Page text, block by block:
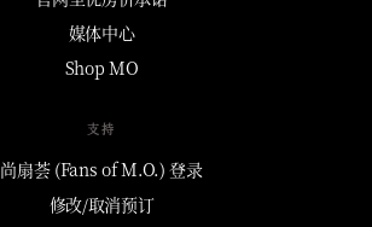
媒体中心
Shop MO
支持
尚扇荟 (Fans of M.O.) 登录
修改/取消预订